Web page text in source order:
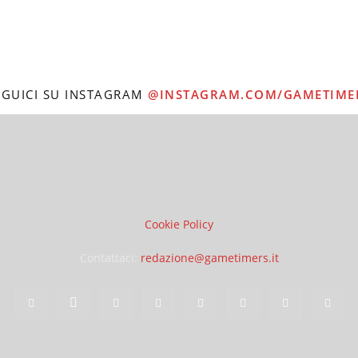
SU INSTAGRAM @INSTAGRAM.COM/
Cookie Policy
redazione@gametimers.it